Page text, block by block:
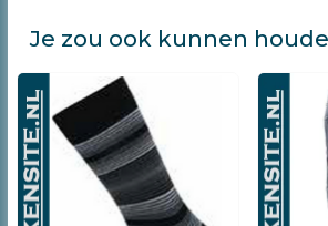
Je zou ook kunnen